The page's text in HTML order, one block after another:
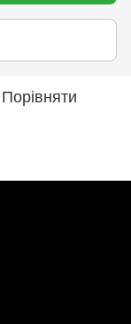
Порівняти